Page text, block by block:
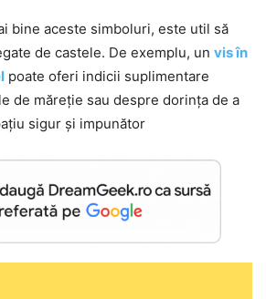
bine aceste simboluri, este util să
de castele. De exemplu, un vis în
poate oferi indicii suplimentare
de măreție sau despre dorința de a
sigur și impunător